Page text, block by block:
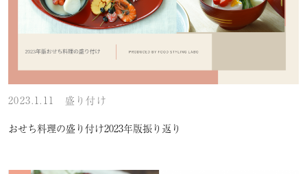
2023.1.11 盛り付け
おせち料理の盛り付け2023年版振り返り